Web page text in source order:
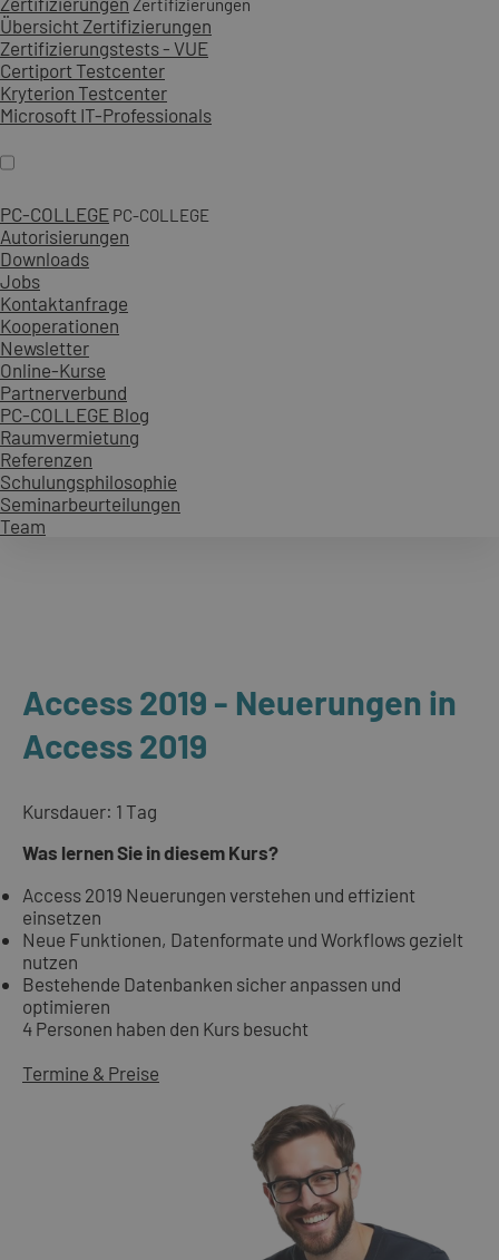
Zertifizierungen
Übersicht Zertifizierungen
Zertifizierungstests - VUE
Certiport Testcenter
Kryterion Testcenter
Microsoft IT-Professionals
PC-COLLEGE PC-COLLEGE
Autorisierungen
Downloads
Jobs
Kontaktanfrage
Kooperationen
Newsletter
Online-Kurse
Partnerverbund
PC-COLLEGE Blog
Raumvermietung
Referenzen
Schulungsphilosophie
Seminarbeurteilungen
Team
Access 2019 - Neuerungen in
Access 2019
Kursdauer: 1 Tag
Was lernen Sie in diesem Kurs?
Access 2019 Neuerungen verstehen und effizient
einsetzen
Neue Funktionen, Datenformate und Workflows gezielt
nutzen
Bestehende Datenbanken sicher anpassen und
optimieren
4 Personen haben den Kurs besucht
Termine & Preise